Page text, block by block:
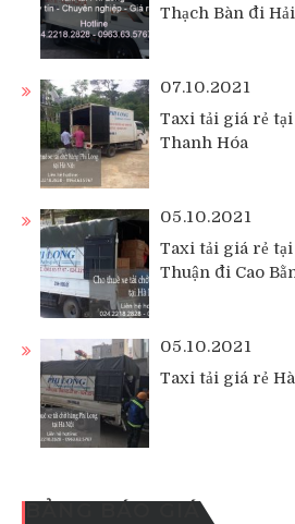
Thạch Bàn đi
07.10.2021
Taxi tải giá rẻ
Thanh Hóa
05.10.2021
Taxi tải giá rẻ
Thuận đi Cao
05.10.2021
Taxi tải giá rẻ
BẢNG BÁO GIÁ